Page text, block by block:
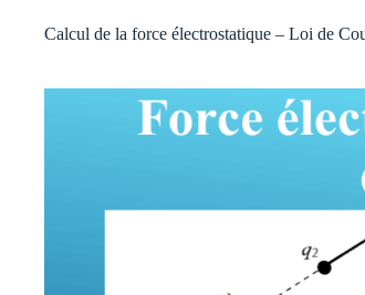
Calcul de la force électrostatique – Loi de